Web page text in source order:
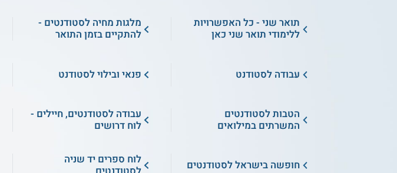
תואר שני - כל האפשרויות
ללימודי תואר שני כאן
מלגות מחיה לסטודנטים -
להתקיים בזמן התואר
עבודה לסטודנט פנאי ובילוי לסטודנט
הטבות לסטודנטים
המשרתים במילואים
עבודה לסטודנטים, חיילים -
לוח דרושים
חופשה בישראל לסטודנטים
לוח ספרים יד שניה